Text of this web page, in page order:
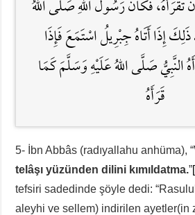
تَقْرَأَهُ، فَكَانَ رَسُولُ اللَّهِ صَلَّى اللهُ
إِذَا أَتَاهُ جِبْرِيلُ اسْتَمَعَ فَإِذَا
النَّبِيُّ صَلَّى اللهُ عَلَيْهِ وَسَلَّمَ كَمَا
قَرَأَهُ
5- İbn Abbâs (radıyallahu anhüma), “
telâşı yüzünden dilini kımıldatma.”
tefsiri sadedinde şöyle dedi:
aleyhi ve sellem) indirilen ayetler(in